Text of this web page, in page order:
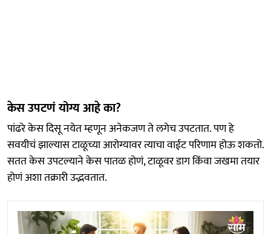
केस उपटणं योग्य आहे का?
पांढरे केस दिसू नयेत म्हणून अनेकजण ते लगेच उपटतात. पण हे
सवयीचं झाल्यास टाळूच्या आरोग्यावर त्याचा वाईट परिणाम होऊ शकतो.
सतत केस उपटल्याने केस पातळ होणं, टाळूवर डाग किंवा जखमा तयार
होणं अशा तक्रारी उद्भवतात.